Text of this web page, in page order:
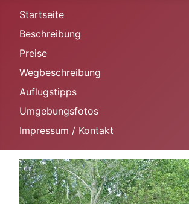
Startseite
Beschreibung
Preise
Wegbeschreibung
Auflugstipps
Umgebungsfotos
Impressum / Kontakt